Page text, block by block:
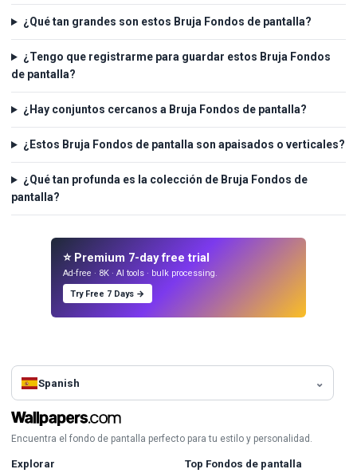
¿Qué tan grandes son estos Bruja Fondos de pantalla?
¿Tengo que registrarme para guardar estos Bruja Fondos
de pantalla?
¿Hay conjuntos cercanos a Bruja Fondos de pantalla?
¿Estos Bruja Fondos de pantalla son apaisados o verticales?
¿Qué tan profunda es la colección de Bruja Fondos de
pantalla?
⭐ Premium 7-day free trial
Ad-free · 8K · AI tools · bulk processing.
Try Free 7 Days →
Spanish
Encuentra el fondo de pantalla perfecto para tu estilo y personalidad.
Explorar
Top Fondos de pantalla